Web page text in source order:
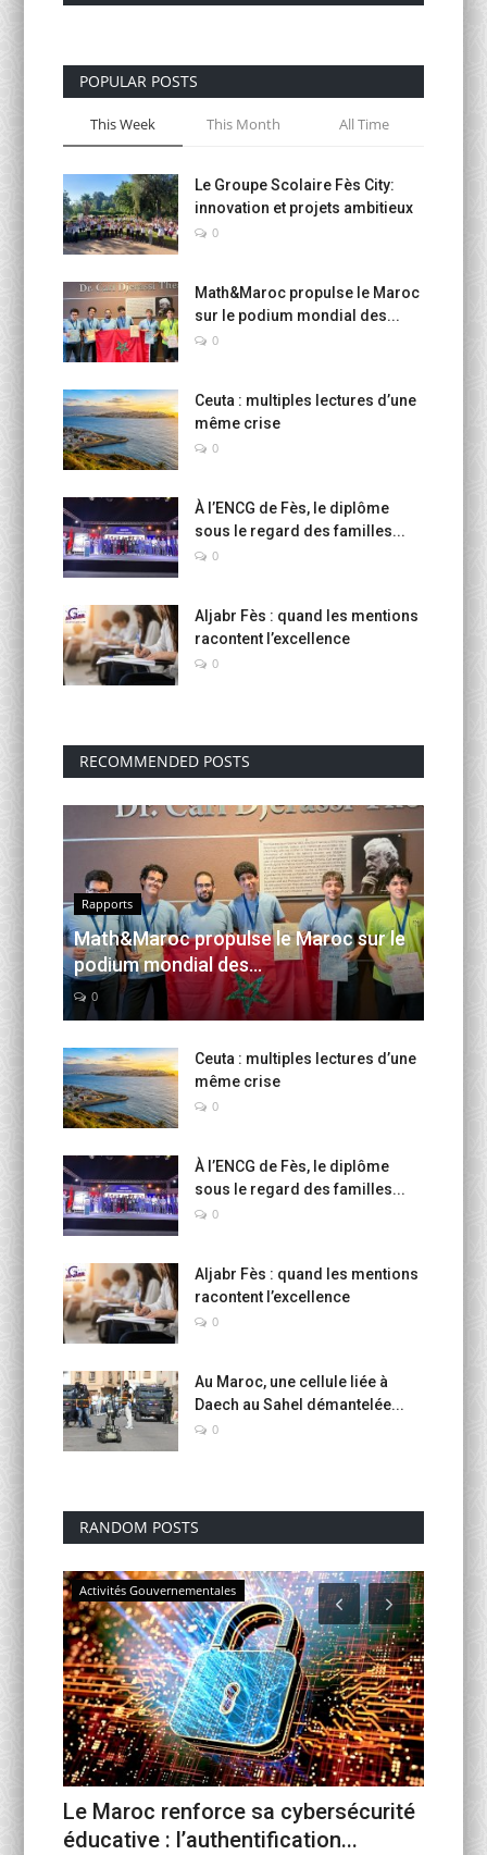
POPULAR POSTS
This Week This Month All Time
Le Groupe Scolaire Fès City:
innovation et projets ambitieux
0
Math&Maroc propulse le Maroc
sur le podium mondial des...
0
Ceuta : multiples lectures d’une
même crise
0
À l’ENCG de Fès, le diplôme
sous le regard des familles...
0
Aljabr Fès : quand les mentions
racontent l’excellence
0
RECOMMENDED POSTS
Rapports
Math&Maroc propulse le Maroc sur le
podium mondial des...
0
Ceuta : multiples lectures d’une
même crise
0
À l’ENCG de Fès, le diplôme
sous le regard des familles...
0
Aljabr Fès : quand les mentions
racontent l’excellence
0
Au Maroc, une cellule liée à
Daech au Sahel démantelée...
0
RANDOM POSTS
Activités Gouvernementales
Le Maroc renforce sa cybersécurité
éducative : l’authentification...